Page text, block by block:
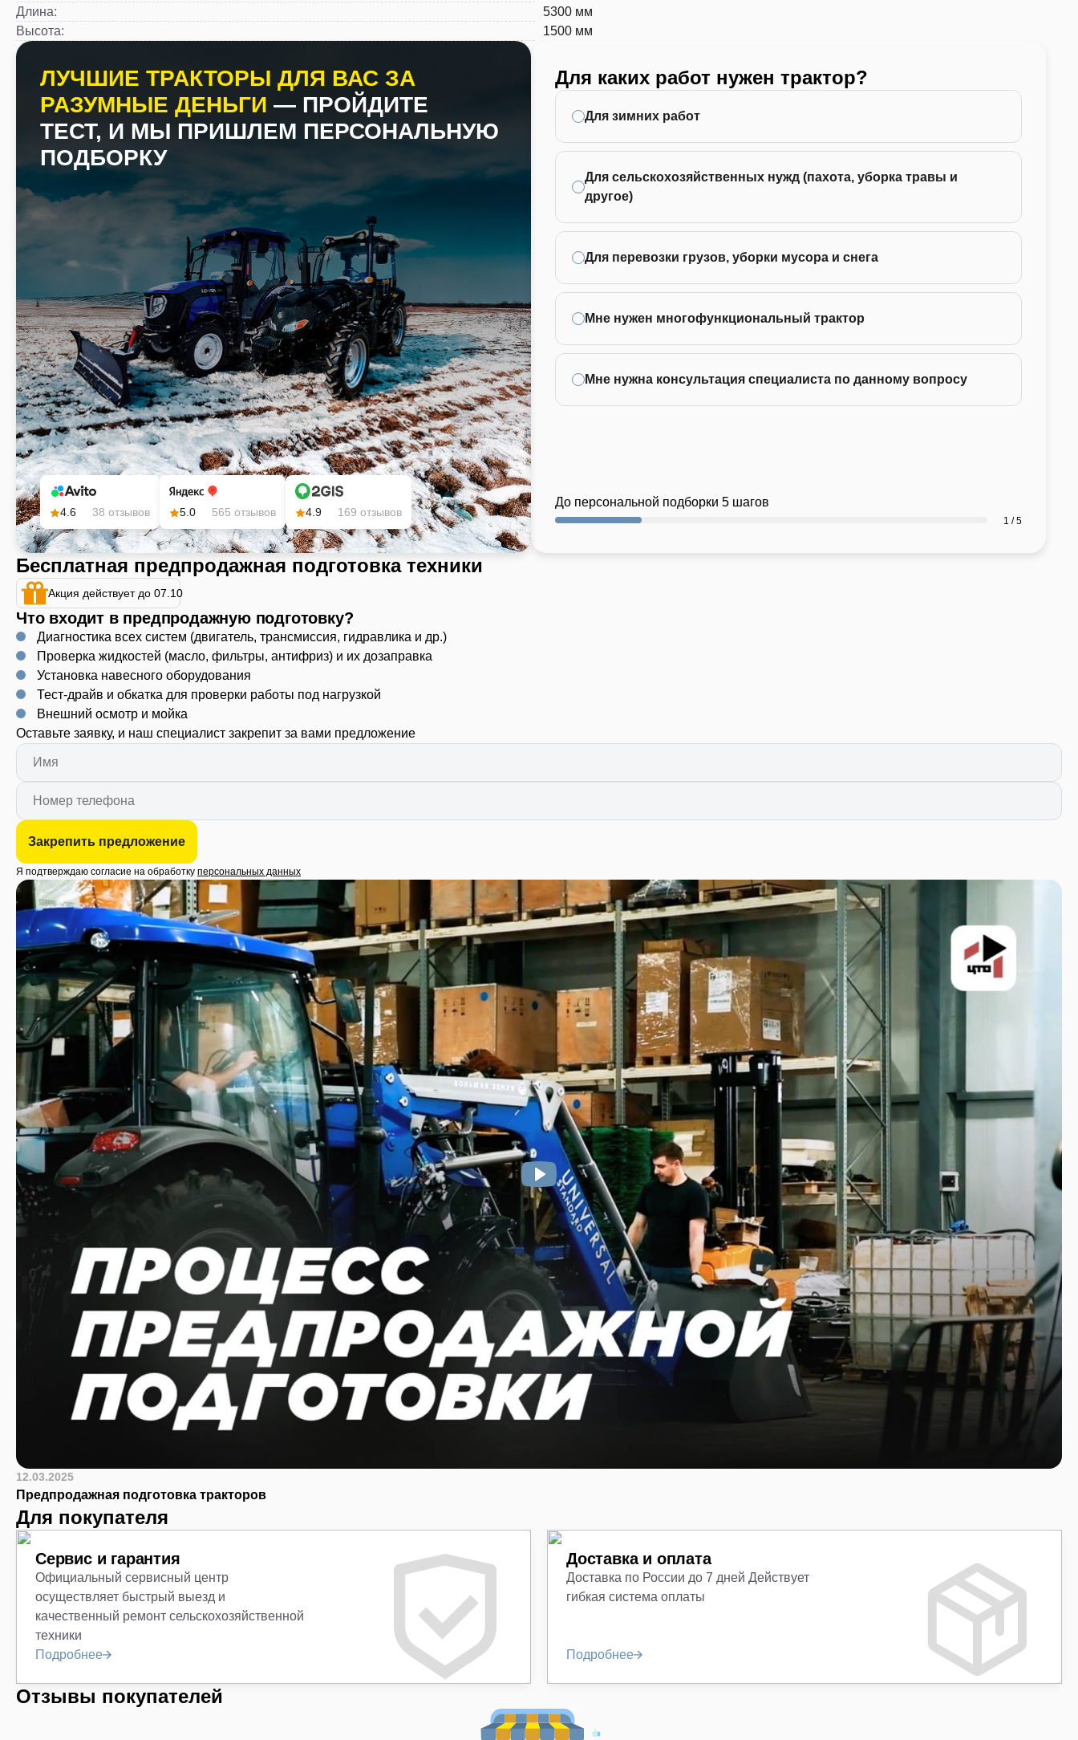
Длина:
5300 мм
Высота: 1500 мм
ЛУЧШИЕ ТРАКТОРЫ ДЛЯ ВАС ЗА
РАЗУМНЫЕ ДЕНЬГИ — ПРОЙДИТЕ
ТЕСТ, И МЫ ПРИШЛЕМ ПЕРСОНАЛЬНУЮ
ПОДБОРКУ
4.6 38 отзывов 5.0 565 отзывов 4.9 169 отзывов
Для каких работ нужен трактор?
Для зимних работ
Для сельскохозяйственных нужд (пахота, уборка травы и
другое)
Для перевозки грузов, уборки мусора и снега
Мне нужен многофункциональный трактор
Мне нужна консультация специалиста по данному вопросу
До персональной подборки 5 шагов
1 / 5
Бесплатная предпродажная подготовка техники
Акция действует до 07.10
Что входит в предпродажную подготовку?
Диагностика всех систем (двигатель, трансмиссия, гидравлика и др.)
Проверка жидкостей (масло, фильтры, антифриз) и их дозаправка
Установка навесного оборудования
Тест-драйв и обкатка для проверки работы под нагрузкой
Внешний осмотр и мойка
Оставьте заявку, и наш специалист закрепит за вами предложение
Закрепить предложение
Я подтверждаю согласие на обработку персональных данных
12.03.2025
Предпродажная подготовка тракторов
Для покупателя
Сервис и гарантия
Официальный сервисный центр
осуществляет быстрый выезд и
качественный ремонт сельскохозяйственной
техники
Подробнее
Доставка и оплата
Доставка по России до 7 дней Действует
гибкая система оплаты
Подробнее
Отзывы покупателей